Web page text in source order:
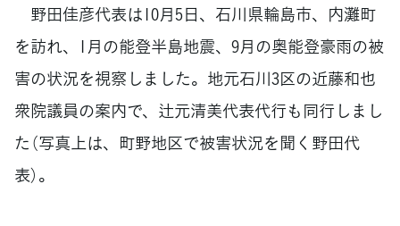
野田佳彦代表は10月5日、石川県輪島市、内灘町
を訪れ、1月の能登半島地震、9月の奥能登豪雨の被
害の状況を視察しました。地元石川3区の近藤和也
衆院議員の案内で、辻元清美代表代行も同行しまし
た（写真上は、町野地区で被害状況を聞く野田代
表）。